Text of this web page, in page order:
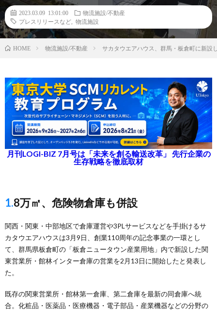
2023.03.09 13:01:00
物流施設/不動産
プレスリリースなど
物流施設
HOME 物流施設/不動産 サカタウエアハウス、群馬・板倉町に新設
月刊LOGI-BIZ 7月号は「未来を創る輸送改革」 先行企業の
生存戦略を徹底取材
1.8万㎡、危険物倉庫も併設
関西・関東・中部地区で倉庫運営や3PLサービスなどを手掛けるサ
カタウエアハウスは3月9日、創業110周年の記念事業の一環とし
て、群馬県板倉町の「板倉ニュータウン産業用地」内で新設した関
東営業所・館林インター倉庫の営業を2月13日に開始したと発表し
た。
既存の関東営業所・館林第一倉庫、第二倉庫を最新の同倉庫へ統
合。化粧品・医薬品・医療機器・電子部品・産業機器などの分野の